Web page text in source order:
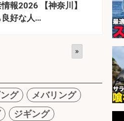
情報2026 【神奈川】
好な人…
»
グ
メバリング
ジギング